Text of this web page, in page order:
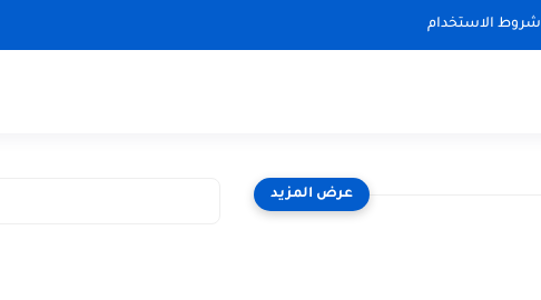
شروط الاستخدام